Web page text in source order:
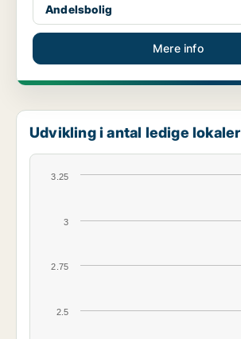
Andelsbolig
Mere info
Udvikling i antal ledige lokaler
3
2.5
2.75
3.25